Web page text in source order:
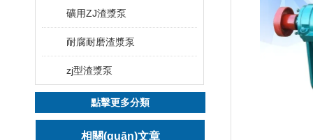
礦用ZJ渣漿泵
耐腐耐磨渣漿泵
zj型渣漿泵
點擊更多分類
相關(guān)文章